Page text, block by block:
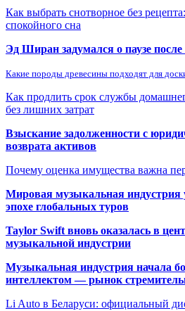
Как выбрать снотворное без
спокойного сна
Эд Ширан задумался о паузе
Какие породы древесины подходят для
Как продлить срок службы
без лишних затрат
Взыскание задолженности с
возврата активов
Почему оценка имущества важна
Мировая музыкальная индустрия
эпохе глобальных туров
Taylor Swift вновь оказалась в
музыкальной индустрии
Музыкальная индустрия начала
интеллектом — рынок
Li Auto в Беларуси: официальный